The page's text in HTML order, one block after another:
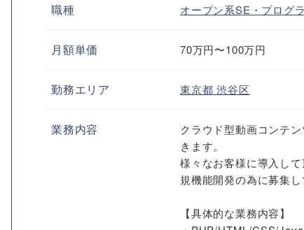
職種 オープン系SE・プログ
月額単価 70万円〜100万円
勤務エリア 東京都渋谷区
業務内容
クラウド型動画コンテ
きます。
様々なお客様に導入し
規機能開発の為に募集し
【具体的な業務内容】